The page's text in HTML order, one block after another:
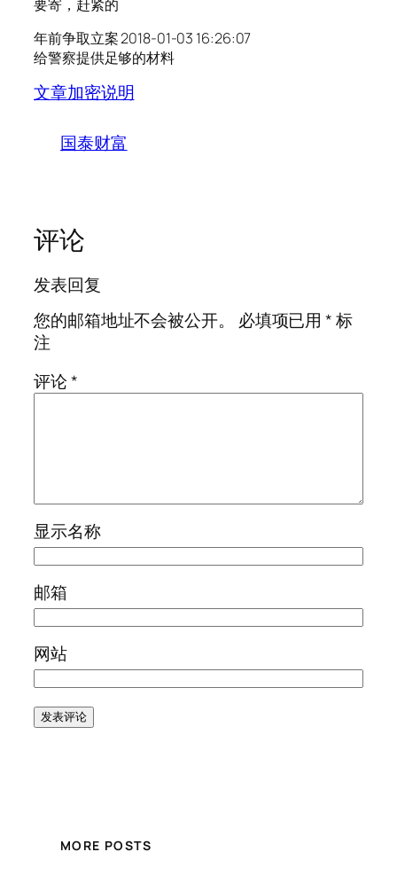
要寄，赶紧的
年前争取立案 2018-01-03 16:26:07
给警察提供足够的材料
文章加密说明
国泰财富
评论
发表回复
您的邮箱地址不会被公开。
必填项已用*标
注
评论*
显示名称
邮箱
网站
MORE POSTS